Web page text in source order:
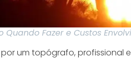
Fazer e Custos
um topógrafo, profissional